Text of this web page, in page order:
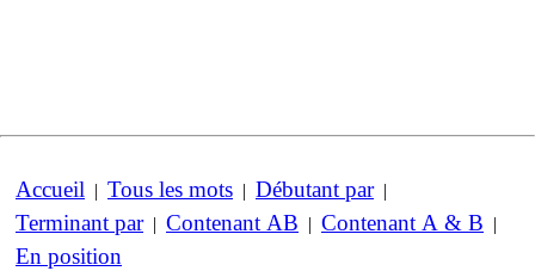
Accueil | Tous les mots | Débutant par|
Terminant par| Contenant AB | Contenant A & B |
En position